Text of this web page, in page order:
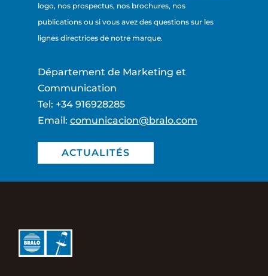
logo, nos prospectus, nos brochures, nos
publications ou si vous avez des questions sur les
lignes directrices de notre marque.
Département de Marketing et
Communication
Tel: +34 916928285
Email: comunicacion@bralo.com
ACTUALITÉS